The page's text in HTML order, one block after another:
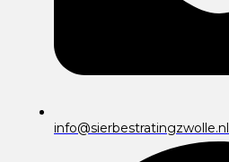
info@sierbestratingzwolle.nl